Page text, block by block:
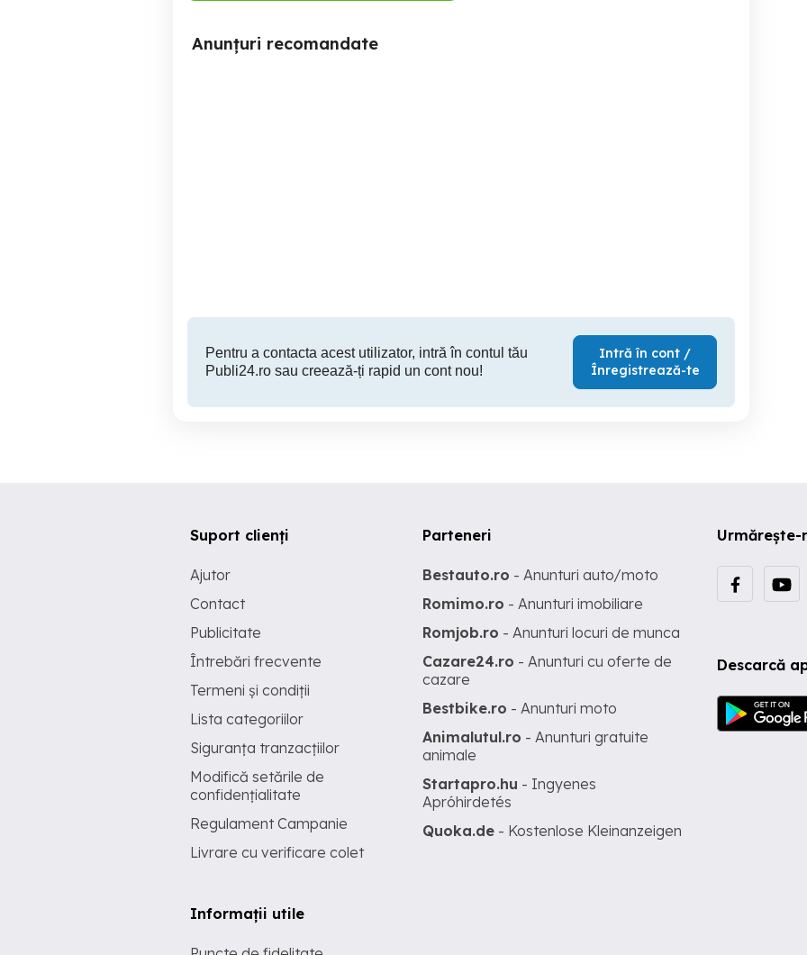
Anunțuri recomandate
Pentru a contacta acest utilizator, intră în contul tău
Publi24.ro sau creează-ți rapid un cont nou!
Intră în cont /
Înregistrează-te
Urmărește-
Descarcă
Suport clienți
Ajutor
Contact
Publicitate
Întrebări frecvente
Termeni și condiții
Lista categoriilor
Siguranța tranzacțiilor
Modifică setările de
confidențialitate
Regulament Campanie
Livrare cu verificare colet
Informații utile
Parteneri
Bestauto.ro - Anunturi auto/moto
Romimo.ro - Anunturi imobiliare
Romjob.ro - Anunturi locuri de munca
Cazare24.ro - Anunturi cu oferte de
cazare
Bestbike.ro - Anunturi moto
Animalutul.ro - Anunturi gratuite
animale
Startapro.hu - Ingyenes
Apróhirdetés
Quoka.de - Kostenlose Kleinanzeigen